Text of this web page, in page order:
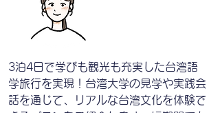
3泊4日で学びも観光も充実した台湾語
学旅行を実現！台湾大学の見学や実践会
話を通じて、リアルな台湾文化を体験で